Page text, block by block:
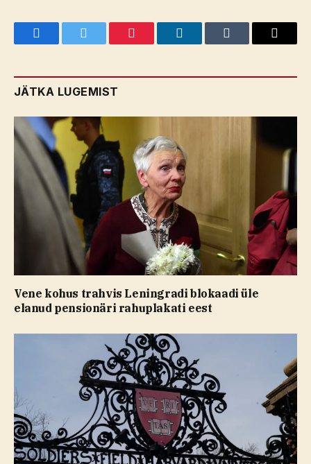
FacebookTwitter Pinterest LinkedInTumblr Email
JÄTKA LUGEMIST
Vene kohus trahvis Leningradi blokaadi üle
elanud pensionäri rahuplakati eest